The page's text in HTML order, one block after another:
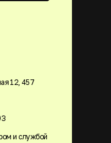
12, 457
и службой